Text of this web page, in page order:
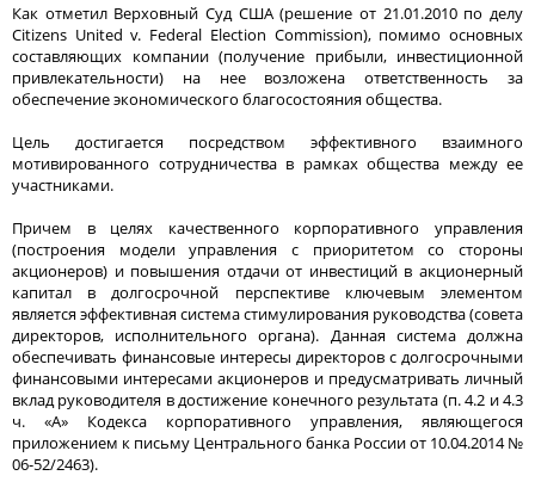
Как отметил Верховный Суд США (решение от 21.01.2010 по делу
Citizens United v. Federal Election Commission), помимо основных
составляющих компании (получение прибыли, инвестиционной
привлекательности) на нее возложена ответственность за
обеспечение экономического благосостояния общества.
Цель достигается посредством эффективного взаимного
мотивированного сотрудничества в рамках общества между ее
участниками.
Причем в целях качественного корпоративного управления
(построения модели управления с приоритетом со стороны
акционеров) и повышения отдачи от инвестиций в акционерный
капитал в долгосрочной перспективе ключевым элементом
является эффективная система стимулирования руководства (совета
директоров, исполнительного органа). Данная система должна
обеспечивать финансовые интересы директоров с долгосрочными
финансовыми интересами акционеров и предусматривать личный
вклад руководителя в достижение конечного результата (п. 4.2 и 4.3
ч. «А» Кодекса корпоративного управления, являющегося
приложением к письму Центрального банка России от 10.04.2014 №
06-52/2463).